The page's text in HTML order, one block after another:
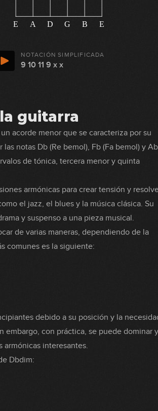
E A D G B E
NOTACIÓN SIMPLIFICADA
9 10 11 9 x x
guitarra
acorde menor que se caracteriza por su
notas Db (Re bemol), Fb (Fa bemol) y
de tónica, tercera menor y quinta
armónicas para crear tensión y
el jazz, el blues y la música clásica. Su
y suspenso a una pieza musical.
de varias maneras, dependiendo de la
comunes es la siguiente:
debido a su posición y la
embargo, con práctica, se puede dominar y
armónicas interesantes.
Dbdim: